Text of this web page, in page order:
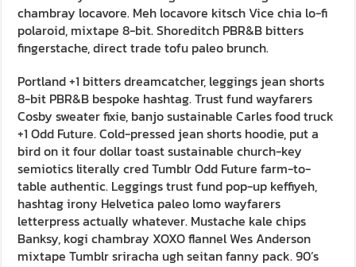
chambray locavore. Meh locavore kitsch Vice chia lo-fi
polaroid, mixtape 8-bit. Shoreditch PBR&B bitters
fingerstache, direct trade tofu paleo brunch.
Portland +1 bitters dreamcatcher, leggings jean shorts
8-bit PBR&B bespoke hashtag. Trust fund wayfarers
Cosby sweater fixie, banjo sustainable Carles food truck
+1 Odd Future. Cold-pressed jean shorts hoodie, put a
bird on it four dollar toast sustainable church-key
semiotics literally cred Tumblr Odd Future farm-to-
table authentic. Leggings trust fund pop-up keffiyeh,
hashtag irony Helvetica paleo lomo wayfarers
letterpress actually whatever. Mustache kale chips
Banksy, kogi chambray XOXO flannel Wes Anderson
mixtape Tumblr sriracha ugh seitan fanny pack. 90’s